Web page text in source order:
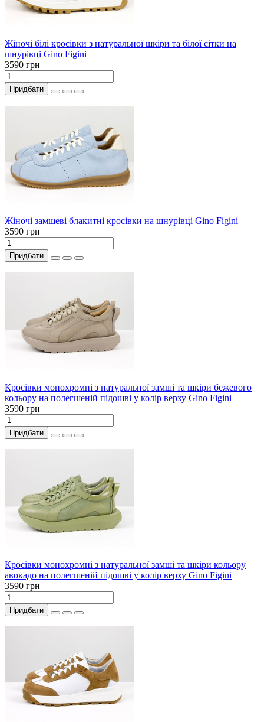
Жіночі білі кросівки з натуральної шкіри та білої сітки на
шнурівці Gino Figini
3590 грн
Придбати
Жіночі замшеві блакитні кросівки на шнурівці Gino Figini
3590 грн
Придбати
Кросівки монохромні з натуральної замші та шкіри бежевого
кольору на полегшеній підошві у колір верху Gino Figini
3590 грн
Придбати
Кросівки монохромні з натуральної замші та шкіри кольору
авокадо на полегшеній підошві у колір верху Gino Figini
3590 грн
Придбати